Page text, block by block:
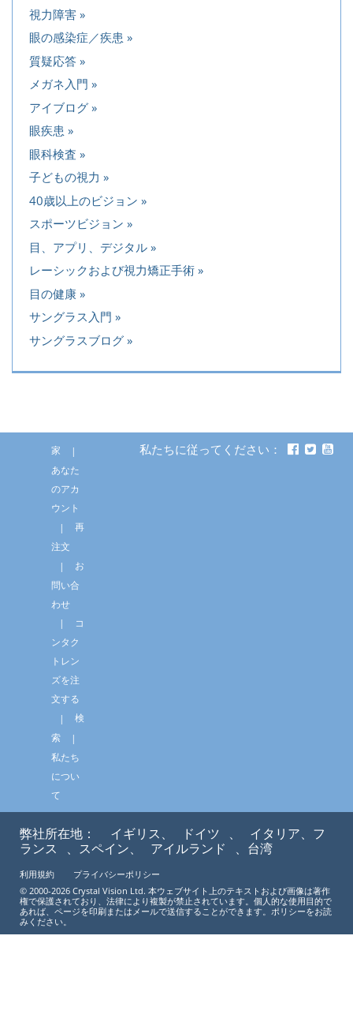
視力障害
眼の感染症／疾患
質疑応答
メガネ入門
アイブログ
眼疾患
眼科検査
子どもの視力
40歳以上のビジョン
スポーツビジョン
目、アプリ、デジタル
レーシックおよび視力矯正手術
目の健康
サングラス入門
サングラスブログ
家
あなた
のアカ
ウント
再
注文
お
問い合
わせ
コ
ンタク
トレン
ズを注
文する
検
索
私たち
につい
て
私たちに従ってください：
弊社所在地： イギリス、 ドイツ 、
イタリア、フ
ランス
、スペイン、 アイルランド 、台湾
利用規約
プライバシーポリシー
© 2000-2026 Crystal Vision Ltd. 本ウェブサイト上のテキストおよび画像は著作
権で保護されており、法律により複製が禁止されています。個人的な使用目的で
あれば、ページを印刷またはメールで送信することができます。ポリシーをお読
みください。